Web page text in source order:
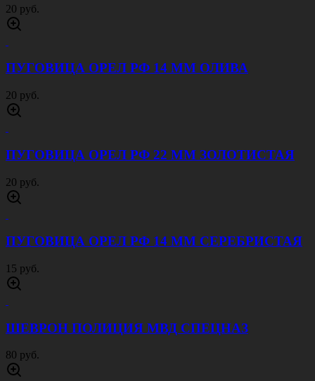
20 руб.
ПУГОВИЦА ОРЕЛ РФ 14 ММ ОЛИВА
20 руб.
ПУГОВИЦА ОРЕЛ РФ 22 ММ ЗОЛОТИСТАЯ
20 руб.
ПУГОВИЦА ОРЕЛ РФ 14 ММ СЕРЕБРИСТАЯ
15 руб.
ШЕВРОН ПОЛИЦИЯ МВД СПЕЦНАЗ
80 руб.